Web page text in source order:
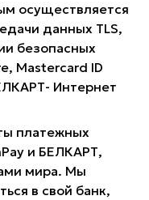
осуществляется
данных TLS,
безопасных
Mastercard ID
Интернет
платежных
и БЕЛКАРТ,
мира. Мы
в свой банк,